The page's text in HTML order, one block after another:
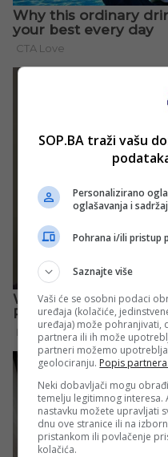
SOP.BA traži vašu
Personalizirano
oglašavanja i
Pohrana i/ili pristup
Saznajte više
Vaši će se osobni podaci
uređaja (kolačiće,
uređaja) može pohranjivati,
partnera ili ih može
partneri možemo
geolociranju. Popis partnera.
Neki dobavljači mogu
temelju legitimnog interesa.
nastavku možete upravljati
dnu ove stranice ili na
pristankom ili povlačenje
kolačića.